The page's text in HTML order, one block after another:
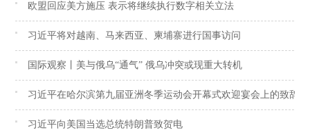
欧盟回应美方施压 表示将继续执行数字相关立法
习近平将对越南、马来西亚、柬埔寨进行国事访问
国际观察丨美与俄乌“通气” 俄乌冲突或现重大转机
习近平在哈尔滨第九届亚洲冬季运动会开幕式欢迎宴会上的致辞
习近平向美国当选总统特朗普致贺电